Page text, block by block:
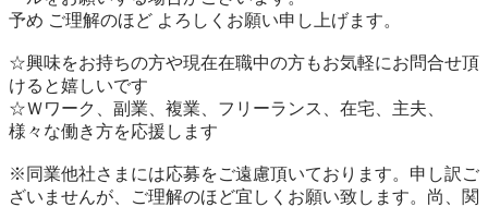
予め ご理解のほど よろしくお願い申し上げます。
☆興味をお持ちの方や現在在職中の方もお気軽にお問合せ頂
けると嬉しいです
☆Ｗワーク、副業、複業、フリーランス、在宅、主夫、
様々な働き方を応援します
※同業他社さまには応募をご遠慮頂いております。申し訳ご
ざいませんが、ご理解のほど宜しくお願い致します。尚、関